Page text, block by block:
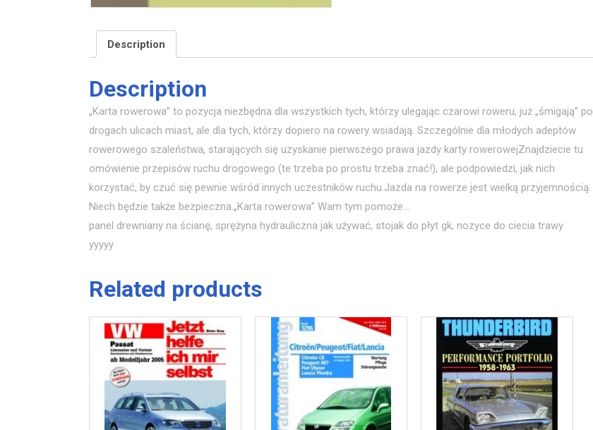
Description
Description
„Karta rowerowa” to pozycja niezbędna dla wszystkich tych, którzy ulegając czarowi roweru, już „śmigają” po
drogach ulicach miast, ale dla tych, którzy dopiero na rowery wsiadają. Szczególnie dla młodych adeptów
rowerowego szaleństwa, starających się uzyskanie pierwszego prawa jazdy karty rowerowejZnajdziecie tu
omówienie przepisów ruchu drogowego (te trzeba po prostu trzeba znać!), ale podpowiedzi, jak nich
korzystać, by czuć się pewnie wśród innych uczestników ruchu.Jazda na rowerze jest wielką przyjemnością.
Niech będzie także bezpieczna.„Karta rowerowa” Wam tym pomoże…
panel drewniany na ścianę, sprężyna hydrauliczna jak używać, stojak do płyt gk, nozyce do ciecia trawy
yyyyy
Related products